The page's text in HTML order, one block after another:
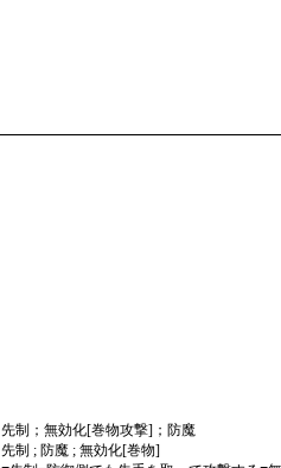
先制；無効化[巻物攻撃]；防魔
先制 ; 防魔 ; 無効化[巻物]